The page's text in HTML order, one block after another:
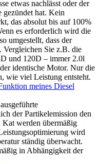
etwas nachlässt oder der
gezündet hat. Kein
das absolut bis auf 100%
es erforderlich wird die
umgestellt, dass der
Vergleichen Sie z.B. die
und 120D – immer 2.0l
identische Motor. Nur die
wie viel Leistung entsteht.
meines Diesel
der Partikelemission den
Kat werden übermäßig
wird
ständig überwacht.
in Abhängigkeit der